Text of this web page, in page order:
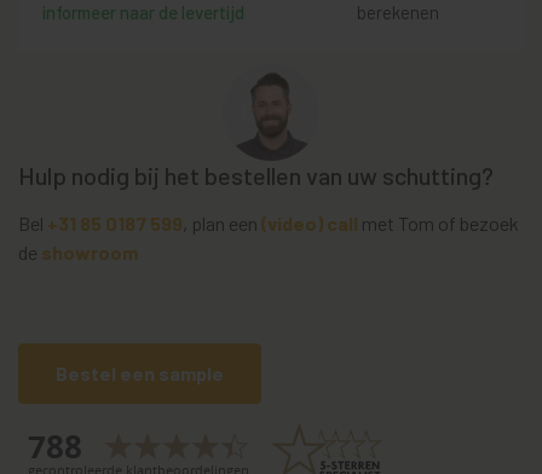
informeer naar de levertijd
berekenen
Hulp nodig bij het bestellen van uw schutting?
Bel +31 85 0187 599 , plan een (video) call met Tom of bezoek
de showroom
Bestel een sample